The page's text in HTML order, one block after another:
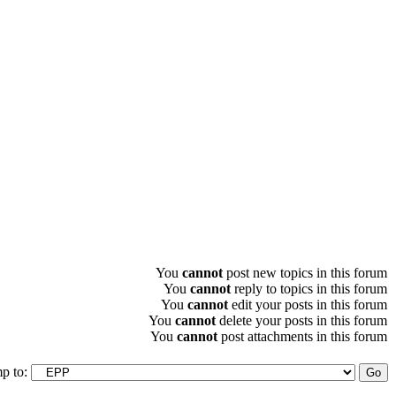
You cannot post new topics in this forum
You cannot reply to topics in this forum
You cannot edit your posts in this forum
You cannot delete your posts in this forum
You cannot post attachments in this forum
to: